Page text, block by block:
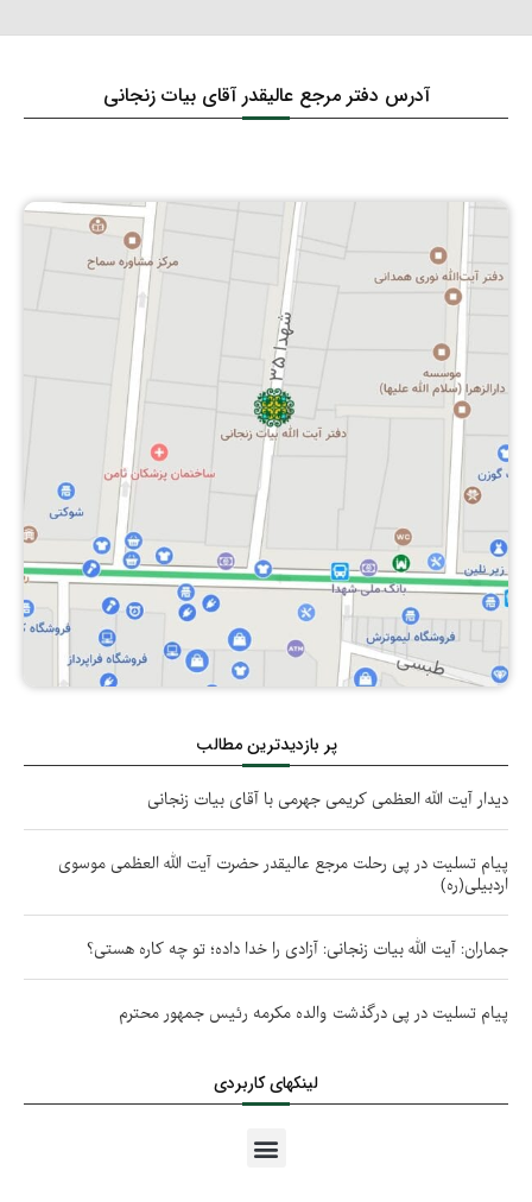
آدرس دفتر مرجع عالیقدر آقای بیات زنجانی
پر بازدیدترین مطالب
دیدار آیت الله العظمی کریمی جهرمی با آقای بیات زنجانی
پیام تسلیت در پی رحلت مرجع عالیقدر حضرت آیت الله العظمی موسوی
اردبیلی(ره)
جماران: آیت الله بیات زنجانی: آزادی را خدا داده؛ تو چه کاره هستی؟
پیام تسلیت در پی درگذشت والده مکرمه رئیس جمهور محترم
لینکهای کاربردی